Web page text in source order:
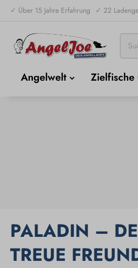
✓ Über 15 Jahre Erfahrung ✓ 22
Angelwelt Zielfische
PALADIN –
TREUE